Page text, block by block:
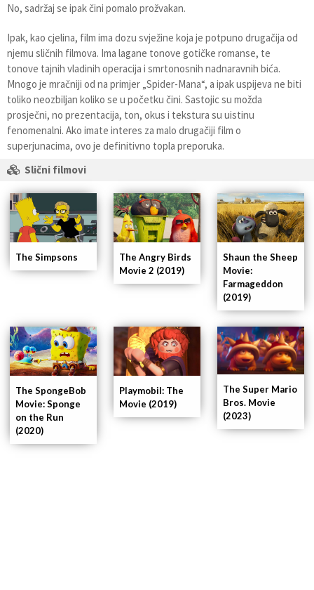
No, sadržaj se ipak čini pomalo prožvakan.
Ipak, kao cjelina, film ima dozu svježine koja je potpuno drugačija od
njemu sličnih filmova. Ima lagane tonove gotičke romanse, te
tonove tajnih vladinih operacija i smrtonosnih nadnaravnih bića.
Mnogo je mračniji od na primjer „Spider-Mana“, a ipak uspijeva ne biti
toliko neozbiljan koliko se u početku čini. Sastojic su možda
prosječni, no prezentacija, ton, okus i tekstura su uistinu
fenomenalni. Ako imate interes za malo drugačiji film o
superjunacima, ovo je definitivno topla preporuka.
Slični filmovi
The Simpsons
The Super Mario
Bros. Movie
(2023)
Playmobil: The
Movie (2019)
The SpongeBob
Movie: Sponge
on the Run
(2020)
Shaun the Sheep
Movie:
Farmageddon
(2019)
The Angry Birds
Movie 2 (2019)